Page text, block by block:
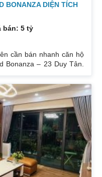
BONANZA DIỆN TÍCH
bán: 5 tỷ
cần bán nhanh căn hộ
Bonanza – 23 Duy Tân.
sáng tự nhiên. Hướng
view bát ngát thoáng
5 tỷ có thương lượng